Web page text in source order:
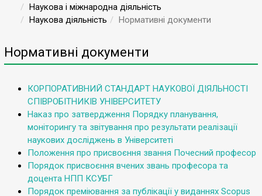
Наукова і міжнародна діяльність
Наукова діяльність
Нормативні документи
Нормативні документи
КОРПОРАТИВНИЙ СТАНДАРТ НАУКОВОЇ ДІЯЛЬНОСТІ
СПІВРОБІТНИКІВ УНІВЕРСИТЕТУ
Наказ про затвердження Порядку планування,
моніторингу та звітування про результати реалізації
наукових досліджень в Університеті
Положення про присвоєння звання Почесний професор
Порядок присвоєння вчених звань професора та
доцента НПП КСУБГ
Порядок преміювання за публікації у виданнях Scopus